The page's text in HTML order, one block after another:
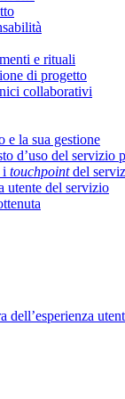
e rituali
di progetto
collaborativi
e la sua gestione
d’uso del servizio
i touchpointdel
utente del servizio
dell’esperienza